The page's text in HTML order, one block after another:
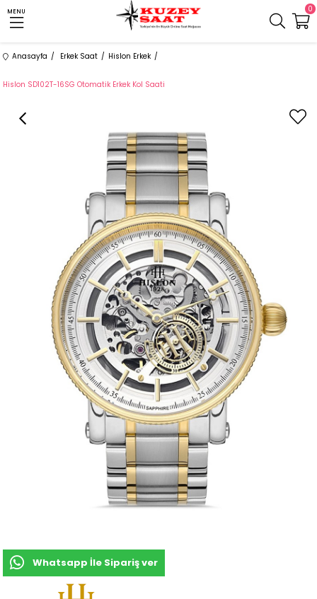
MENU 0
Anasayfa Erkek Saat Hislon Erkek
Hislon SD102T-16SG Otomatik Erkek Kol Saati
Whatsapp İle Sipariş ver